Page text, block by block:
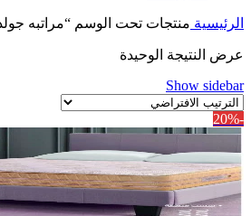
الرئيسية منتجات تحت الوسم “مراتبه
عرض النتيجة الوحيدة
Show sidebar
-20%